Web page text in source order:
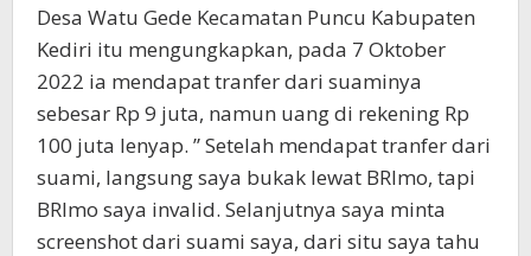
Desa Watu Gede Kecamatan Puncu Kabupaten
Kediri itu mengungkapkan, pada 7 Oktober
2022 ia mendapat tranfer dari suaminya
sebesar Rp 9 juta, namun uang di rekening Rp
100 juta lenyap. ” Setelah mendapat tranfer dari
suami, langsung saya bukak lewat BRImo, tapi
BRImo saya invalid. Selanjutnya saya minta
screenshot dari suami saya, dari situ saya tahu